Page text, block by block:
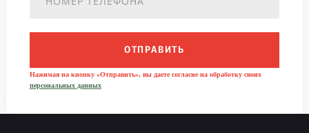
ОТПРАВИТЬ
Нажимая на кнопку «Отправить», вы даете согласие на обработку своих
персональных данных